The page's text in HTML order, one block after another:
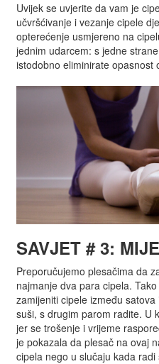
Uvijek se uvjerite da vam je
učvršćivanje i vezanje cipele
opterećenje usmjereno na
jednim udarcem: s jedne
istodobno eliminirate opasnost
SAVJET # 3:
Preporučujemo plesačima da
najmanje dva para cipela.
zamijeniti cipele između
suši, s drugim parom radite. U
jer se trošenje i vrijeme
je pokazala da plesač na ovaj
cipela nego u slučaju kada